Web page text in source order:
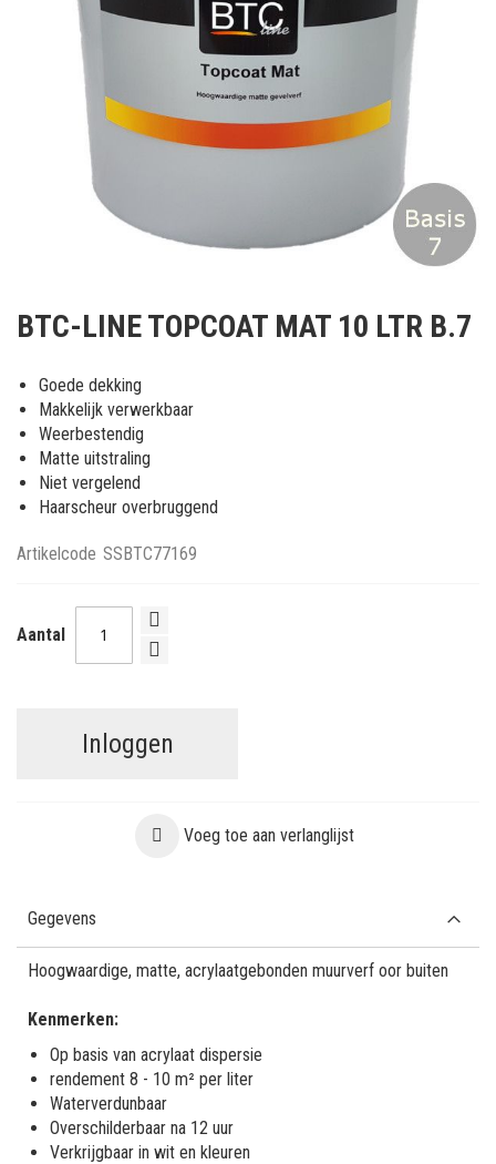
het
van
de
afbeeldingen-
gallerij
BTC-LINE TOPCOAT MAT 10 LTR B.7
Goede dekking
Makkelijk verwerkbaar
Weerbestendig
Matte uitstraling
Niet vergelend
Haarscheur overbruggend
Artikelcode SSBTC77169
Aantal
Inloggen
Voeg toe aan verlanglijst
Gegevens
Hoogwaardige, matte, acrylaatgebonden muurverf oor buiten
Kenmerken:
Op basis van acrylaat dispersie
rendement 8 - 10 m² per liter
Waterverdunbaar
Overschilderbaar na 12 uur
Verkrijgbaar in wit en kleuren